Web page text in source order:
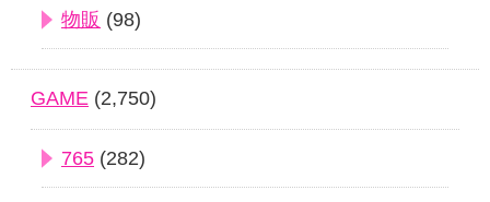
物販 (98)
GAME (2,750)
765 (282)